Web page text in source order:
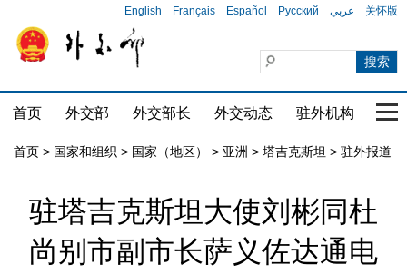
English Français Español Русский عربي 关怀版
首页 外交部 外交部长 外交动态 驻外机构 国
首页 > 国家和组织 > 国家（地区） > 亚洲 > 塔吉克斯坦 > 驻外报道
驻塔吉克斯坦大使刘彬同杜
尚别市副市长萨义佐达通电